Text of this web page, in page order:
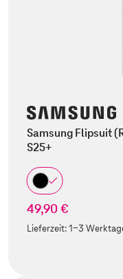
Samsung Flipsuit
S25+
49,90 €
Lieferzeit:1-3